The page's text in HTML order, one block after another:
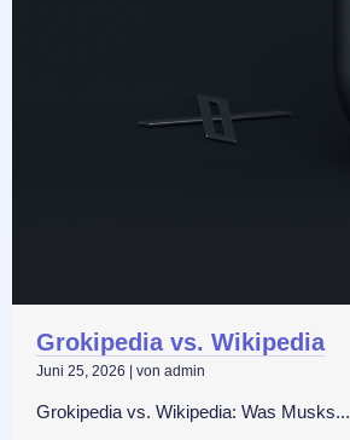
Grokipedia vs. Wikipedia
Juni 25, 2026 von admin
Grokipedia vs. Wikipedia: Was Musks...